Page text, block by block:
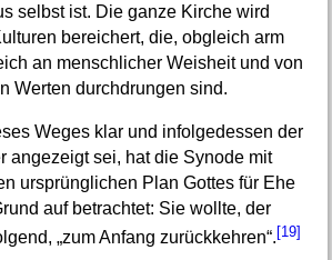
selbst ist. Die ganze Kirche wird
bereichert, die, obgleich arm
an menschlicher Weisheit und von
Werten durchdrungen sind.
Weges klar und infolgedessen der
angezeigt sei, hat die Synode mit
ursprünglichen Plan Gottes für Ehe
auf betrachtet: Sie wollte, der
„zum Anfang zurückkehren“.[19]